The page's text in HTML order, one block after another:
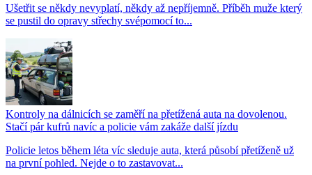
Ušetřit se někdy nevyplatí, někdy až nepříjemně. Příběh muže který
se pustil do opravy střechy svépomocí to...
Kontroly na dálnicích se zaměří na přetížená auta na dovolenou.
Stačí pár kufrů navíc a policie vám zakáže další jízdu
Policie letos během léta víc sleduje auta, která působí přetíženě už
na první pohled. Nejde o to zastavovat...